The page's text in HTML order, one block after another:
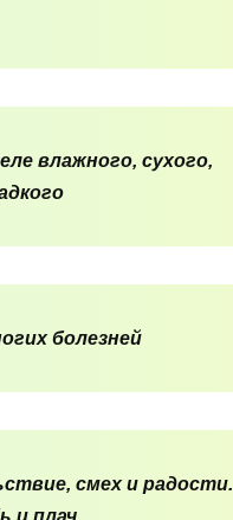
влажного, сухого,
болезней
смех и радости.